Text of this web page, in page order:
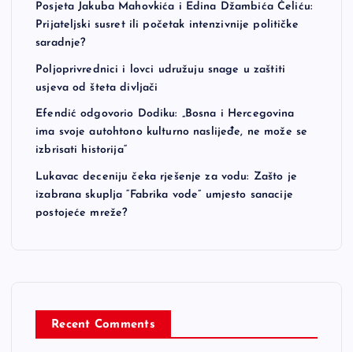
Posjeta Jakuba Mahovkića i Edina Džambića Čeliću:
Prijateljski susret ili početak intenzivnije političke
saradnje?
Poljoprivrednici i lovci udružuju snage u zaštiti
usjeva od šteta divljači
Efendić odgovorio Dodiku: „Bosna i Hercegovina
ima svoje autohtono kulturno naslijeđe, ne može se
izbrisati historija“
Lukavac deceniju čeka rješenje za vodu: Zašto je
izabrana skuplja “Fabrika vode” umjesto sanacije
postojeće mreže?
Recent Comments